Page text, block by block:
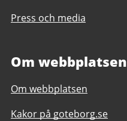
Press och media
Om webbplatsen
Om webbplatsen
Kakor på goteborg.se